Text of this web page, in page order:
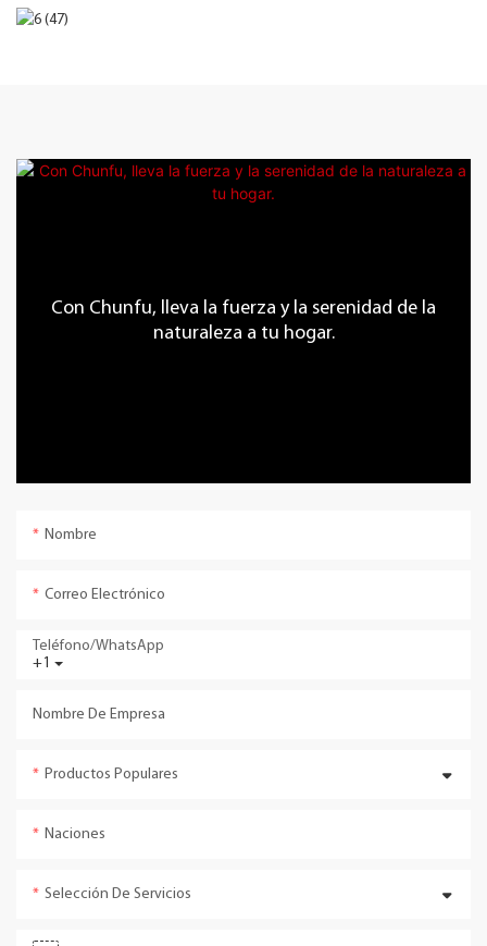
Con Chunfu, lleva la fuerza y ​​la serenidad de la
naturaleza a tu hogar.
Nombre
Correo Electrónico
+1
Teléfono/WhatsApp
Nombre De Empresa
Productos Populares
Naciones
Selección De Servicios